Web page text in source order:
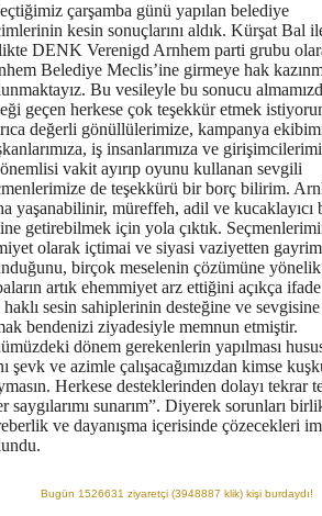
çarşamba günü yapılan belediye
kesin sonuçlarını aldık. Kürşat Bal
DENK Verenigd Arnhem parti grubu
Belediye Meclis’ine girmeye hak
Bu vesileyle bu sonucu
geçen herkese çok teşekkür etmek
değerli gönüllülerimize, kampanya
iş insanlarımıza ve
vakit ayırıp oyunu kullanan sevgili
de teşekkürü bir borç bilirim.
yaşanabilinir, müreffeh, adil ve kucaklayıcı
getirebilmek için yola çıktık.
olarak içtimai ve siyasi vaziyetten
birçok meselenin çözümüne yönelik
artık ehemmiyet arz ettiğini açıkça
sesin sahiplerinin desteğine ve
bendenizi ziyadesiyle memnun etmiştir.
dönem gerekenlerin yapılması
şevk ve azimle çalışacağımızdan kimse
Herkese desteklerinden dolayı tekrar
saygılarımı sunarım”. Diyerek sorunları
ve dayanışma içerisinde çözecekleri
Bugün 1526631 ziyaretçi (3948887 klik) kişi burdaydı!